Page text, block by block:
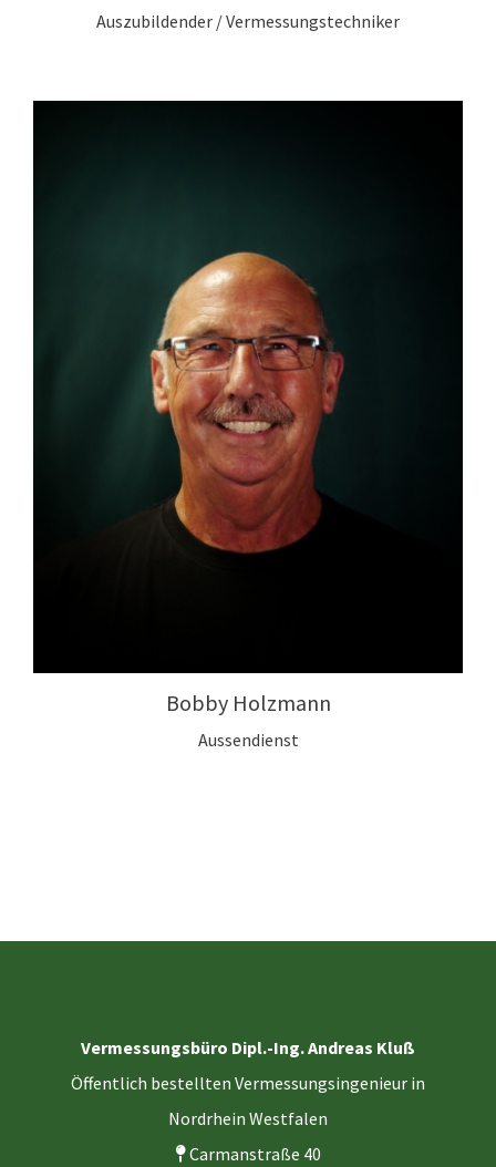
Auszubildender / Vermessungstechniker
Bobby Holzmann
Aussendienst
Vermessungsbüro Dipl.-Ing. Andreas Kluß
Öffentlich bestellten Vermessungsingenieur in
Nordrhein Westfalen
Carmanstraße 40